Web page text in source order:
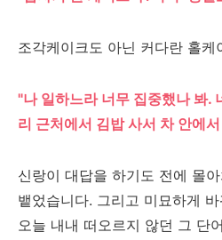
조각케이크도 아닌 커다란 홀케
"나 일하느라 너무 집중했나 봐.
리 근처에서 김밥 사서 차 안에
신랑이 대답을 하기도 전에 몰
뱉었습니다. 그리고 미묘하게
오늘 내내 떠오르지 않던 그 단